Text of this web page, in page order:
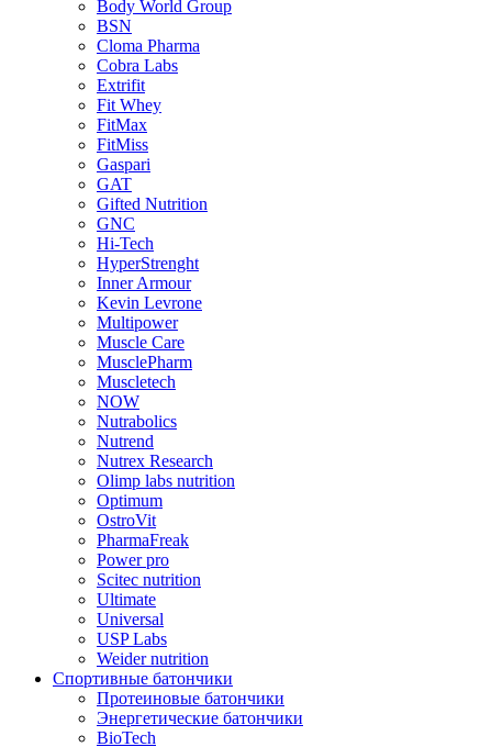
Body World Group
BSN
Cloma Pharma
Cobra Labs
Extrifit
Fit Whey
FitMax
FitMiss
Gaspari
GAT
Gifted Nutrition
GNC
Hi-Tech
HyperStrenght
Inner Armour
Kevin Levrone
Multipower
Muscle Care
MusclePharm
Muscletech
NOW
Nutrabolics
Nutrend
Nutrex Research
Olimp labs nutrition
Optimum
OstroVit
PharmaFreak
Power pro
Scitec nutrition
Ultimate
Universal
USP Labs
Weider nutrition
Спортивные батончики
Протеиновые батончики
Энергетические батончики
BioTech